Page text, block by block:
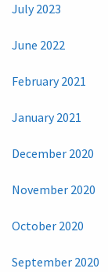
July 2023
June 2022
February 2021
January 2021
December 2020
November 2020
October 2020
September 2020